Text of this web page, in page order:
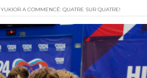
YUKIOR A COMMENCÉ: QUATRE SUR QUATRE!